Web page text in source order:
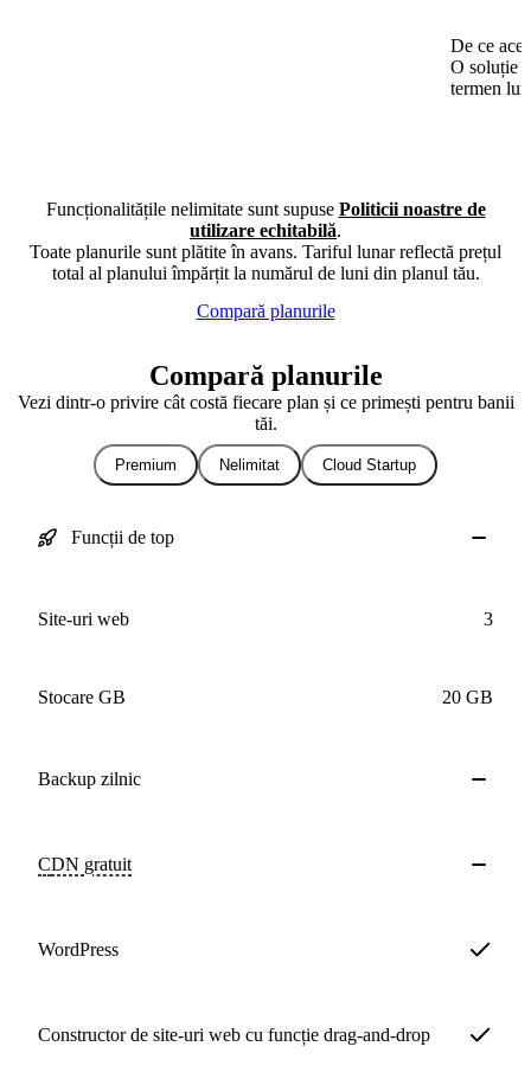
De ce
O soluție
termen
Funcționalitățile nelimitate sunt supuse Politicii noastre de
utilizare echitabilă.
Toate planurile sunt plătite în avans. Tariful lunar reflectă prețul
total al planului împărțit la numărul de luni din planul tău.
Compară planurile
Compară planurile
Vezi dintr-o privire cât costă fiecare plan și ce primești pentru banii
tăi.
Premium Nelimitat Cloud Startup
Funcții de top
Site-uri web 3
Stocare GB 20 GB
Backup zilnic
CDN gratuit
WordPress
Constructor de site-uri web cu funcție drag-and-drop